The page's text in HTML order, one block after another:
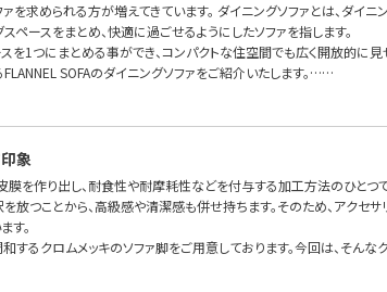
を求められる方が増えてきています。 ダイニングソファとは、ダイ
ペースをまとめ、快適に過ごせるようにしたソファを指します。
を1つにまとめる事ができ、コンパクトな住空間でも広く開放的に見
SOFAのダイニングソファをご紹介いたします。……
象
を作り出し、耐食性や耐摩耗性などを付与する加工方法のひとつ
つことから、高級感や清潔感も併せ持ちます。そのため、アクセサ
す。
するクロムメッキのソファ脚をご用意しております。今回は、そん